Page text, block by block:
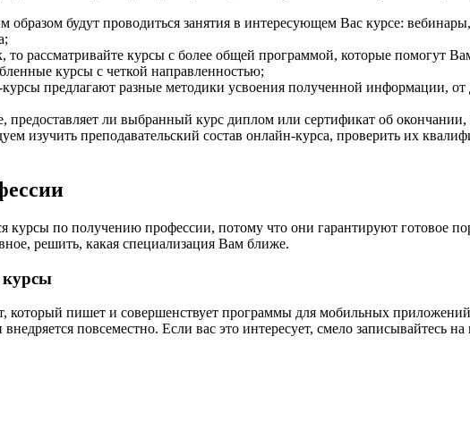
образом будут проводиться занятия в интересующем Вас курсе:
рассматривайте курсы с более общей программой, которые помогут
курсы с четкой направленностью;
предлагают разные методики усвоения полученной информации,
предоставляет ли выбранный курс диплом или сертификат об
изучить преподавательский состав онлайн-курса, проверить их
по получению профессии, потому что они гарантируют готовое
решить, какая специализация Вам ближе.
курсы
который пишет и совершенствует программы для мобильных
повсеместно. Если вас это интересует, смело записывайтесь